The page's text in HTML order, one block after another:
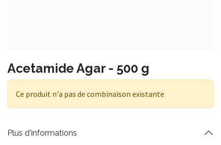
Acetamide Agar - 500 g
Ce produit n'a pas de combinaison existante
Plus d'informations